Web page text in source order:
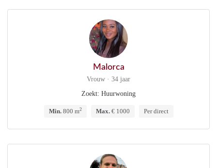
Malorca
Vrouw · 34 jaar
Zoekt: Huurwoning
Min.800 m2 Max.€ 1000 Per direct